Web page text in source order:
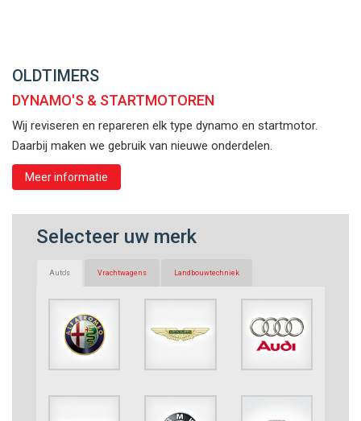
OLDTIMERS
DYNAMO'S & STARTMOTOREN
Wij reviseren en repareren elk type dynamo en startmotor.
Daarbij maken we gebruik van nieuwe onderdelen.
Meer informatie
Selecteer uw merk
Auto's Vrachtwagens Landbouwtechniek